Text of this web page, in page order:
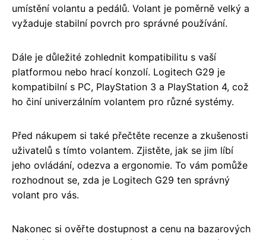
umístění volantu a pedálů. Volant je poměrně velký a
vyžaduje stabilní povrch pro správné používání.
Dále je důležité zohlednit kompatibilitu s vaší
platformou nebo hrací konzolí. Logitech G29 je
kompatibilní s PC, PlayStation 3 a PlayStation 4, což
ho činí univerzálním volantem pro různé systémy.
Před nákupem si také přečtěte recenze a zkušenosti
uživatelů s tímto volantem. Zjistěte, jak se jim líbí
jeho ovládání, odezva a ergonomie. To vám pomůže
rozhodnout se, zda je Logitech G29 ten správný
volant pro vás.
Nakonec si ověřte dostupnost a cenu na bazarových